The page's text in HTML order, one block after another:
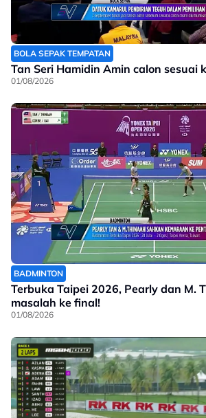
BOLA SEPAK TEMPATAN
Tan Seri Hamidin Amin calon sesuai
01/08/2026
BADMINTON
Terbuka Taipei 2026, Pearly dan M.
masalah ke final!
01/08/2026